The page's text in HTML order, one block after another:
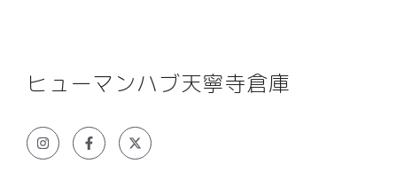
ヒューマンハブ天寧寺倉庫